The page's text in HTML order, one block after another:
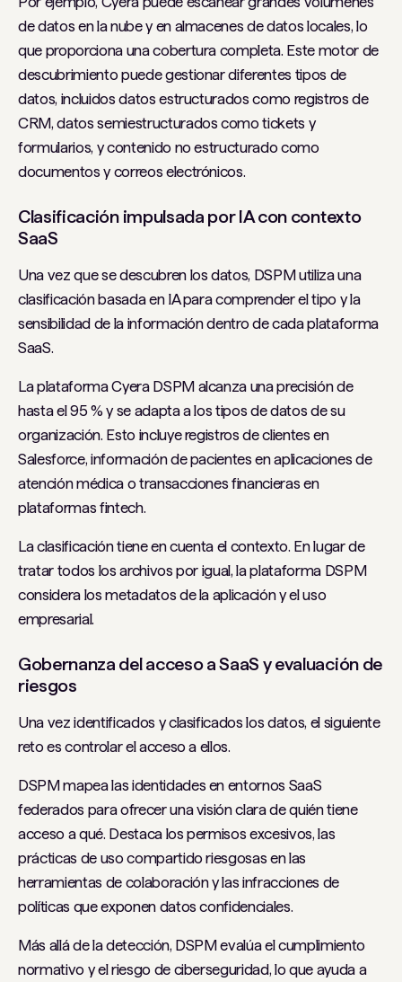
de datos en la nube y en almacenes de datos locales, lo
que proporciona una cobertura completa. Este motor de
descubrimiento puede gestionar diferentes tipos de
datos, incluidos datos estructurados como registros de
CRM, datos semiestructurados como tickets y
formularios, y contenido no estructurado como
documentos y correos electrónicos.
Clasificación impulsada por IA con contexto
SaaS
Una vez que se descubren los datos, DSPM utiliza una
clasificación basada en IA para comprender el tipo y la
sensibilidad de la información dentro de cada plataforma
SaaS.
La plataforma Cyera DSPM alcanza una precisión de
hasta el 95 % y se adapta a los tipos de datos de su
organización. Esto incluye registros de clientes en
Salesforce, información de pacientes en aplicaciones de
atención médica o transacciones financieras en
plataformas fintech.
La clasificación tiene en cuenta el contexto. En lugar de
tratar todos los archivos por igual, la plataforma DSPM
considera los metadatos de la aplicación y el uso
empresarial.
Gobernanza del acceso a SaaS y evaluación de
riesgos
Una vez identificados y clasificados los datos, el siguiente
reto es controlar el acceso a ellos.
DSPM mapea las identidades en entornos SaaS
federados para ofrecer una visión clara de quién tiene
acceso a qué. Destaca los permisos excesivos, las
prácticas de uso compartido riesgosas en las
herramientas de colaboración y las infracciones de
políticas que exponen datos confidenciales.
Más allá de la detección, DSPM evalúa el cumplimiento
normativo y el riesgo de ciberseguridad, lo que ayuda a